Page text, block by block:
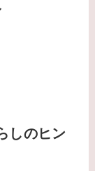
しのヒン